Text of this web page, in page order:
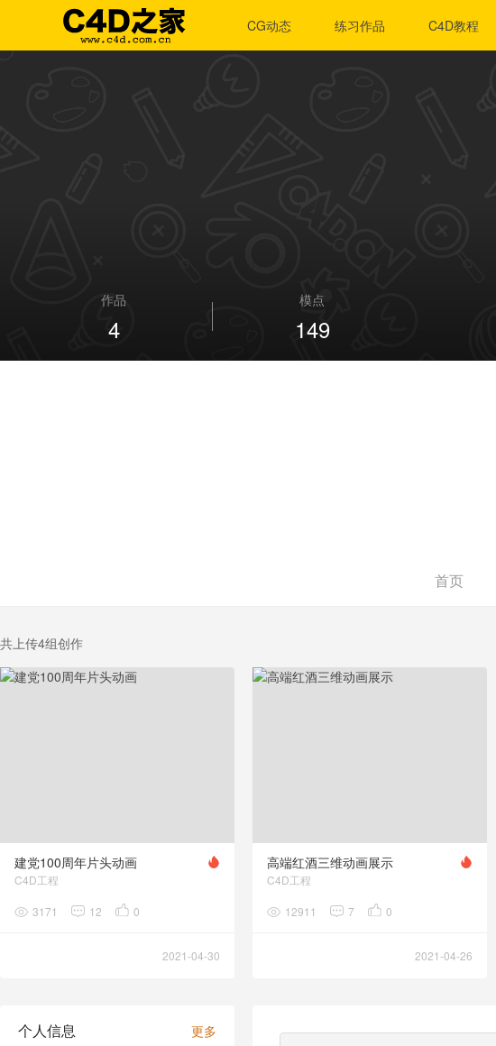
CG动态 练习作品 C4D教程
作品
4
模点
149
首页
共上传4组创作
建党100周年片头动画
C4D工程
3171 12 0
2021-04-30
高端红酒三维动画展示
C4D工程
12911 7 0
2021-04-26
个人信息 更多